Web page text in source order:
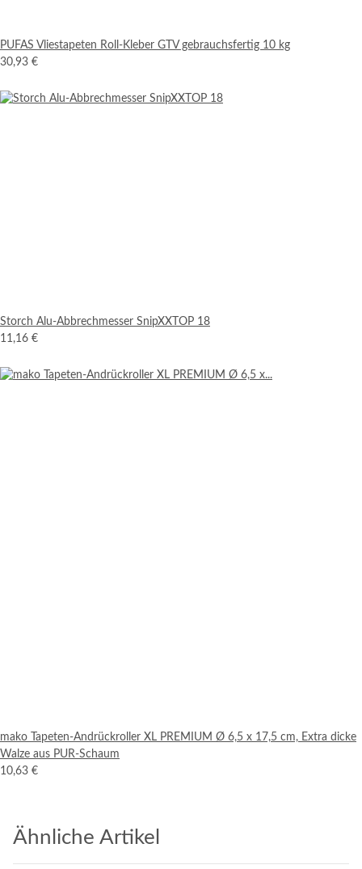
PUFAS Vliestapeten Roll-Kleber GTV gebrauchsfertig 10 kg
30,93 €
Storch Alu-Abbrechmesser SnipXXTOP 18
11,16 €
mako Tapeten-Andrückroller XL PREMIUM Ø 6,5 x 17,5 cm, Extra dicke
Walze aus PUR-Schaum
10,63 €
Ähnliche Artikel